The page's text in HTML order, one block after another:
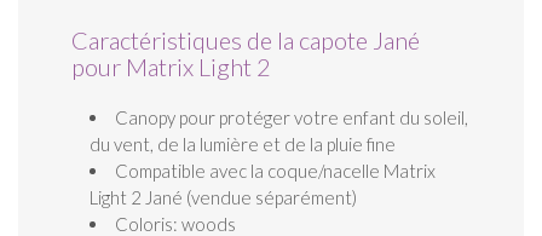
Caractéristiques de la capote Jané
pour Matrix Light 2
Canopy pour protéger votre enfant du soleil,
du vent, de la lumière et de la pluie fine
Compatible avec la coque/nacelle Matrix
Light 2 Jané (vendue séparément)
Coloris: woods